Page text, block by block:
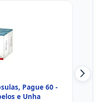
Pague 60 -
e Unha